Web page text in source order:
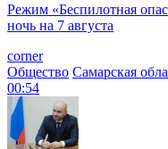
Режим «Беспилотная
ночь на 7 августа
corner
Общество Самарская
00:54